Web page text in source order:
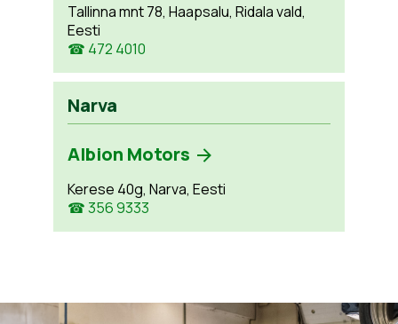
Tallinna mnt 78, Haapsalu, Ridala vald,
Eesti
☎ 472 4010
Narva
Albion Motors
Kerese 40g, Narva, Eesti
☎ 356 9333